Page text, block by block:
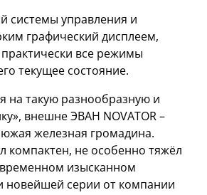
системы управления и
графический дисплеем,
все режимы
текущее состояние.
на такую разнообразную и
внешне ЭВАН NOVATOR –
железная громадина.
компактен, не особенно тяжёл
изысканном
новейшей серии от компании